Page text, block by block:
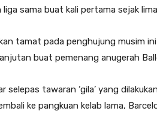
sama buat kali pertama sejak
tamat pada penghujung musim
buat pemenang anugerah
selepas tawaran ‘gila’ yang
ke pangkuan kelab lama,